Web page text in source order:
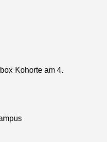
Kohorte am 4.